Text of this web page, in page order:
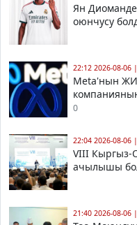
Ян
оюнчусу
22:12 2026-08-06 |
Meta'нын
0
22:04 2026-08-06 |
VIII Кыргыз-
ачылышы
21:40 2026-08-06 |